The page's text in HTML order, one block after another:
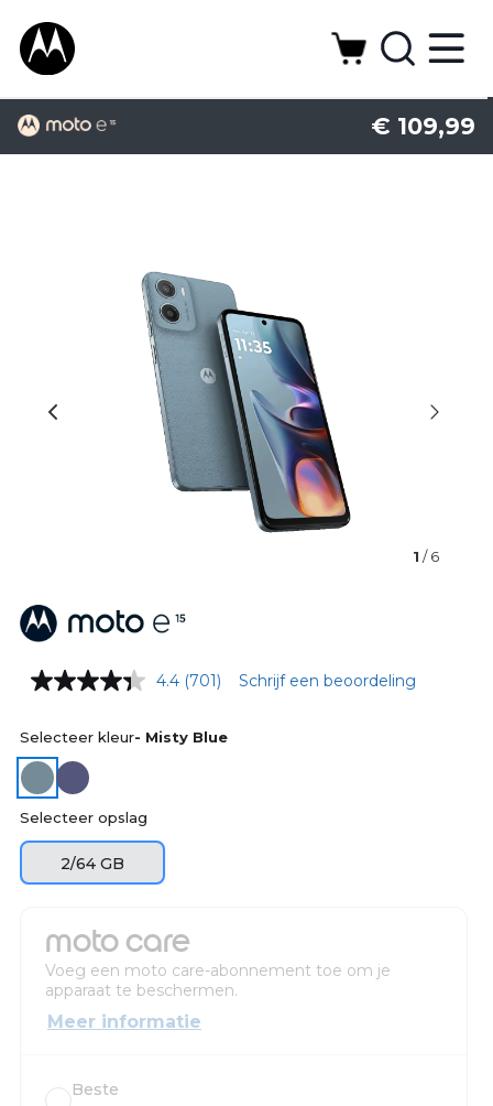
€ 109,99
1 / 6
4.4 (701) Schrijf een beoordeling
Selecteer kleur- Misty Blue
Selecteer opslag
2/64 GB
moto care
Voeg een moto care-abonnement toe om je
apparaat te beschermen.
Meer informatie
Beste